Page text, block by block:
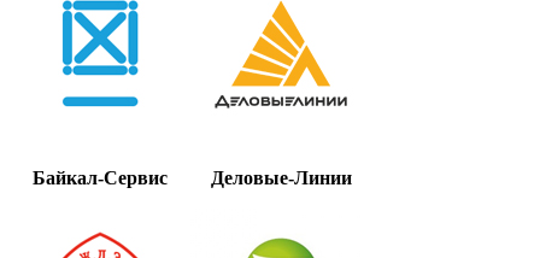
Байкал-Сервис Деловые-Линии